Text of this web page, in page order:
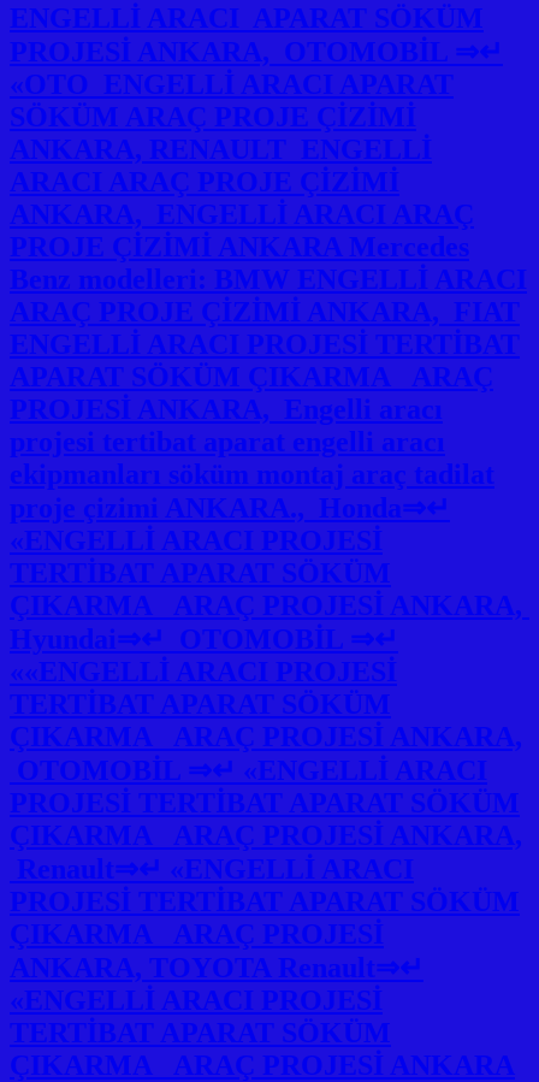
ENGELLİ ARACI APARAT SÖKÜM
PROJESİ ANKARA, OTOMOBİL ⇒↵
«OTO ENGELLİ ARACI APARAT
SÖKÜM ARAÇ PROJE ÇİZİMİ
ANKARA, RENAULT ENGELLİ
ARACI ARAÇ PROJE ÇİZİMİ
ANKARA, ENGELLİ ARACI ARAÇ
PROJE ÇİZİMİ ANKARA Mercedes
Benz modelleri: BMW ENGELLİ ARACI
ARAÇ PROJE ÇİZİMİ ANKARA, FIAT
ENGELLİ ARACI PROJESİ TERTİBAT
APARAT SÖKÜM ÇIKARMA ARAÇ
PROJESİ ANKARA, Engelli aracı
projesi tertibat aparat engelli aracı
ekipmanları söküm montaj araç tadilat
proje çizimi ANKARA., Honda⇒↵
«ENGELLİ ARACI PROJESİ
TERTİBAT APARAT SÖKÜM
ÇIKARMA ARAÇ PROJESİ ANKARA,
Hyundai⇒↵ OTOMOBİL ⇒↵
««ENGELLİ ARACI PROJESİ
TERTİBAT APARAT SÖKÜM
ÇIKARMA ARAÇ PROJESİ ANKARA,
OTOMOBİL ⇒↵ «ENGELLİ ARACI
PROJESİ TERTİBAT APARAT SÖKÜM
ÇIKARMA ARAÇ PROJESİ ANKARA,
Renault⇒↵ «ENGELLİ ARACI
PROJESİ TERTİBAT APARAT SÖKÜM
ÇIKARMA ARAÇ PROJESİ
ANKARA, TOYOTA Renault⇒↵
«ENGELLİ ARACI PROJESİ
TERTİBAT APARAT SÖKÜM
ÇIKARMA ARAÇ PROJESİ ANKARA